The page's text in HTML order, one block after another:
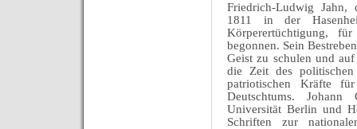
Friedrich-Ludwig Jahn,
1811 in der
Körperertüchtigung,
begonnen. Sein
Geist zu schulen und
die Zeit des
patriotischen Kräfte
Deutschtums.
Universität Berlin und
Schriften zur